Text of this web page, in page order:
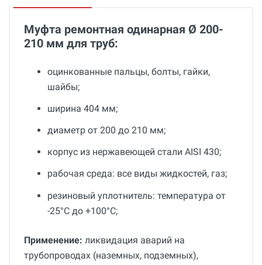
Муфта ремонтная одинарная Ø 200-
210 мм для труб:
оцинкованные пальцы, болты, гайки,
шайбы;
ширина 404 мм;
диаметр от 200 до 210 мм;
корпус из нержавеющей стали AISI 430;
рабочая среда: все виды жидкостей, газ;
резиновый уплотнитель: температура от
-25°С до +100°С;
Применение: ликвидация аварий на
трубопроводах (наземных, подземных),